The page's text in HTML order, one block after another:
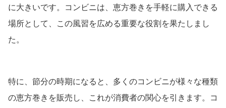
に大きいです。コンビニは、恵方巻きを手軽に購入できる
場所として、この風習を広める重要な役割を果たしまし
た。
特に、節分の時期になると、多くのコンビニが様々な種類
の恵方巻きを販売し、これが消費者の関心を引きます。コ